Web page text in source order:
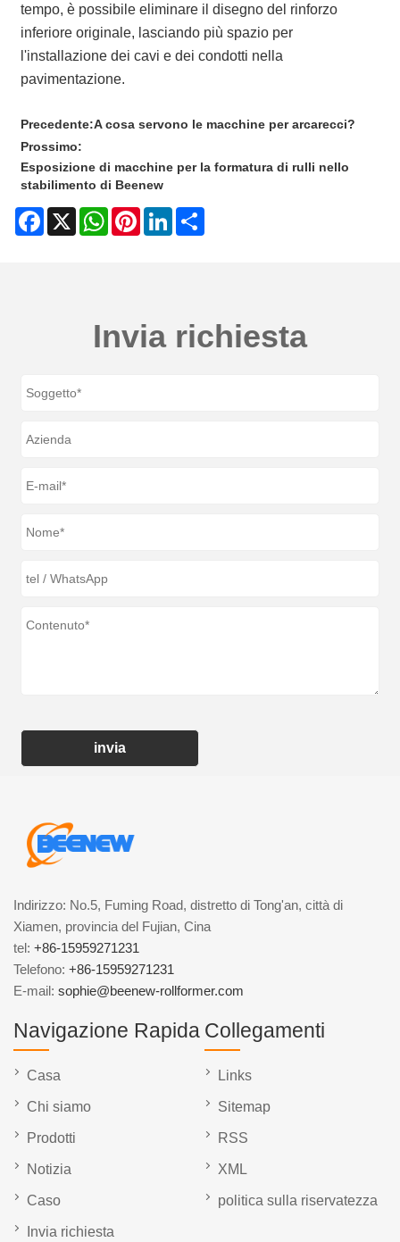
tempo, è possibile eliminare il disegno del rinforzo
inferiore originale, lasciando più spazio per
l'installazione dei cavi e dei condotti nella
pavimentazione.
Precedente:A cosa servono le macchine per arcarecci?
Prossimo:
Esposizione di macchine per la formatura di rulli nello
stabilimento di Beenew
Facebook
X WhatsAppPinterestLinkedIn
Invia richiesta
invia
Indirizzo: No.5, Fuming Road, distretto di Tong'an, città di
Xiamen, provincia del Fujian, Cina
tel: +86-15959271231
Telefono: +86-15959271231
E-mail: sophie@beenew-rollformer.com
Navigazione Rapida
Casa
Chi siamo
Prodotti
Notizia
Caso
Invia richiesta
Collegamenti
Links
Sitemap
RSS
XML
politica sulla riservatezza